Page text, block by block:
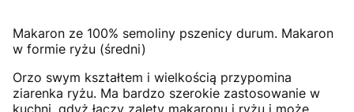
Makaron ze 100% semoliny pszenicy durum. Makaron
w formie ryżu (średni)
Orzo swym kształtem i wielkością przypomina
ziarenka ryżu. Ma bardzo szerokie zastosowanie w